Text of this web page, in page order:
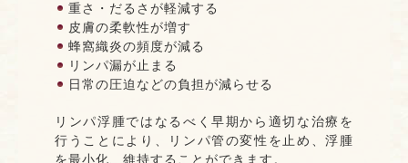
重さ・だるさが軽減する
皮膚の柔軟性が増す
蜂窩織炎の頻度が減る
リンパ漏が止まる
日常の圧迫などの負担が減らせる
リンパ浮腫ではなるべく早期から適切な治療を
行うことにより、リンパ管の変性を止め、浮腫
を最小化、維持することができます。